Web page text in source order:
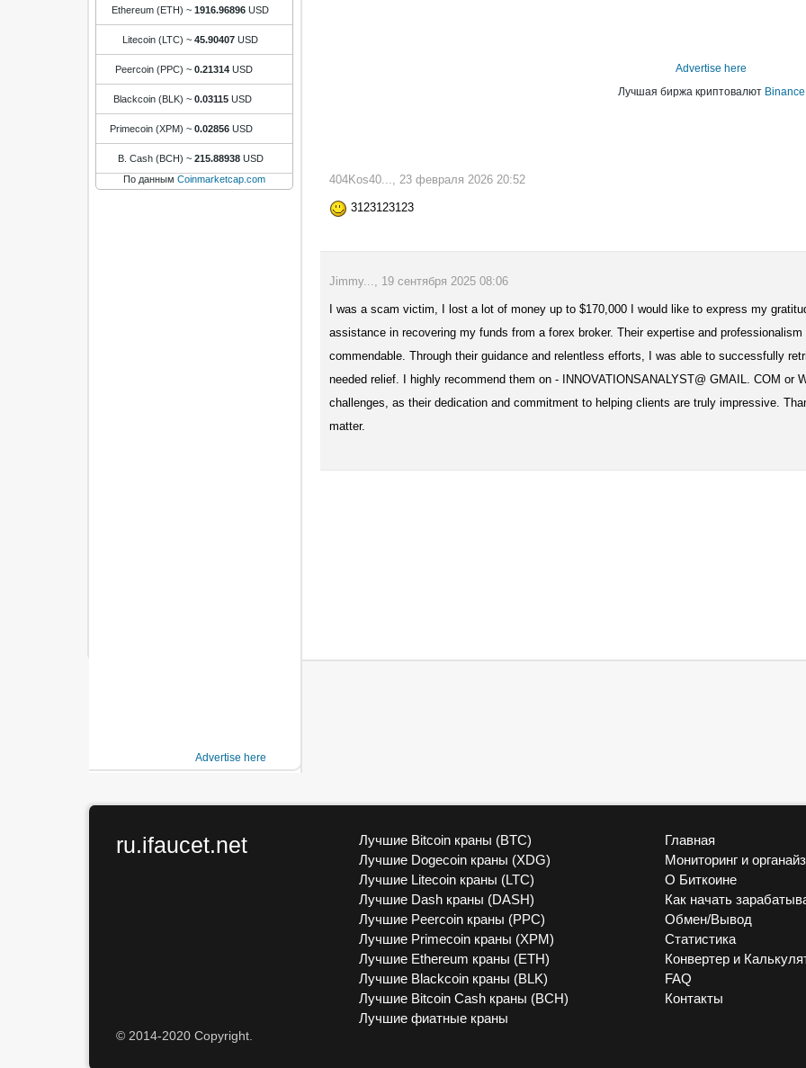
Ethereum (ETH) ~ 1916.96896 USD
Litecoin (LTC) ~ 45.90407 USD
Peercoin (PPC) ~ 0.21314 USD
Blackcoin (BLK) ~ 0.03115 USD
Primecoin (XPM) ~ 0.02856 USD
B. Cash (BCH) ~ 215.88938 USD
По данным Coinmarketcap.com
Advertise here
Advertise here
Лучшая биржа криптовалют Binance
404Kos40..., 23 февраля 2026 20:52
3123123123
Jimmy..., 19 сентября 2025 08:06
I was a scam victim, I lost a lot of money up to $170,000 I would like to express my
assistance in recovering my funds from a forex broker. Their expertise and
commendable. Through their guidance and relentless efforts, I was able to successfully
needed relief. I highly recommend them on - INNOVATIONSANALYST@ GMAIL. COM or
challenges, as their dedication and commitment to helping clients are truly impressive.
matter.
ru.ifaucet.net
Лучшие Bitcoin краны (BTC)
Лучшие Dogecoin краны (XDG)
Лучшие Litecoin краны (LTC)
Лучшие Dash краны (DASH)
Лучшие Peercoin краны (PPC)
Лучшие Primecoin краны (XPM)
Лучшие Ethereum краны (ETH)
Лучшие Blackcoin краны (BLK)
Лучшие Bitcoin Cash краны (BCH)
Лучшие фиатные краны
Главная
Мониторинг и
О Биткоине
Как начать
Обмен/Вывод
Статистика
Конвертер и
FAQ
Контакты
© 2014-2020 Copyright.